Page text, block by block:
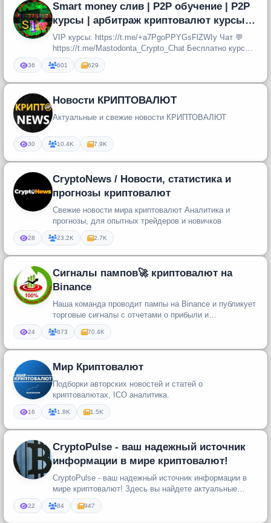
Smart money слив | P2P обучение | P2P
курсы | арбитраж криптовалют курсы |
Скальпинг курсы | Смарт М
VIP курсы: https://t.me/+a7PgoPPYGsFlZWIy Чат 💬
https://t.me/Mastodonta_Crypto_Chat Бесплатно курсы:
https://t.me/Tradin...
36 601 629
Новости КРИПТОВАЛЮТ
Актуальные и свежие новости КРИПТОВАЛЮТ
30 10.4K 7.9K
CryptoNews / Новости, статистика и
прогнозы криптовалют
Свежие новости мира криптовалют Аналитика и
прогнозы, для опытных трейдеров и новичков
28 23.2K 2.7K
Сигналы пампов🚀 криптовалют на
Binance
Наша команда проводит пампы на Binance и публикует
торговые сигналы с отчетами о прибыли и
доказательствами точности наш...
24 873 70.4K
Мир Криптовалют
Подборки авторских новостей и статей о
криптовалютах, ICO аналитика.
16 1.8K 1.5K
CryptoPulse - ваш надежный источник
информации в мире криптовалют!
CryptoPulse - ваш надежный источник информации в
мире криптовалют! Здесь вы найдете актуальные
новости, глубокий анализ ...
22 84 947